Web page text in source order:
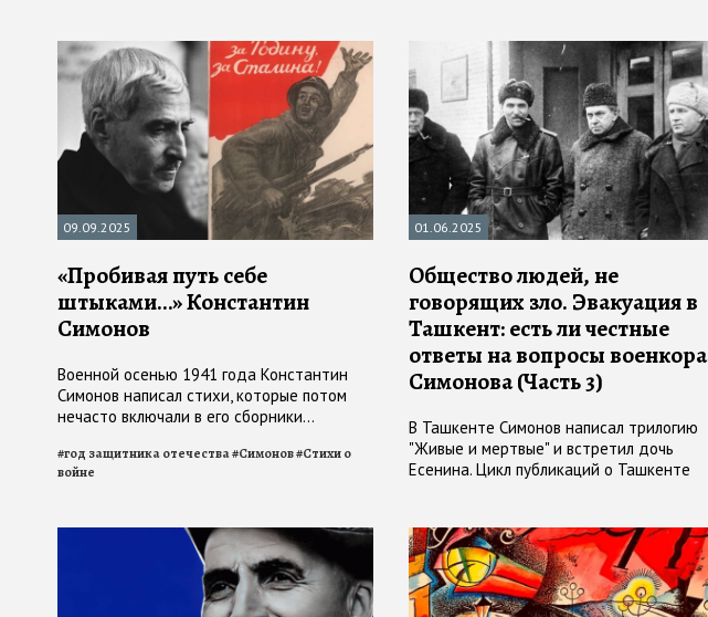
09.09.2025
«Пробивая путь себе
штыками…» Константин
Симонов
Военной осенью 1941 года Константин
Симонов написал стихи, которые потом
нечасто включали в его сборники...
#год защитника отечества#Симонов#Стихи о
войне
01.06.2025
Общество людей, не
говорящих зло. Эвакуация в
Ташкент: есть ли честные
ответы на вопросы военкора
Симонова (Часть 3)
В Ташкенте Симонов написал трилогию
"Живые и мертвые" и встретил дочь
Есенина. Цикл публикаций о Ташкенте